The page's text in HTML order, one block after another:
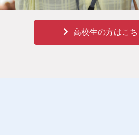
高校生の方はこ